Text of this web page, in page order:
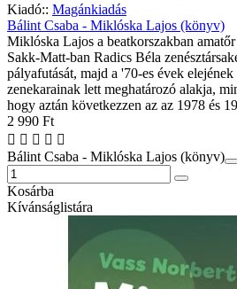
Kiadó:: Magánkiadás
Bálint Csaba - Miklóska Lajos (könyv)
Miklóska Lajos a beatkorszakban
Sakk-Matt-ban Radics Béla
pályafutását, majd a '70-es évek
zenekarainak lett meghatározó alakja,
hogy aztán következzen az az 1978 és
2 990 Ft
Bálint Csaba - Miklóska Lajos (könyv)
Kosárba
Kívánságlistára